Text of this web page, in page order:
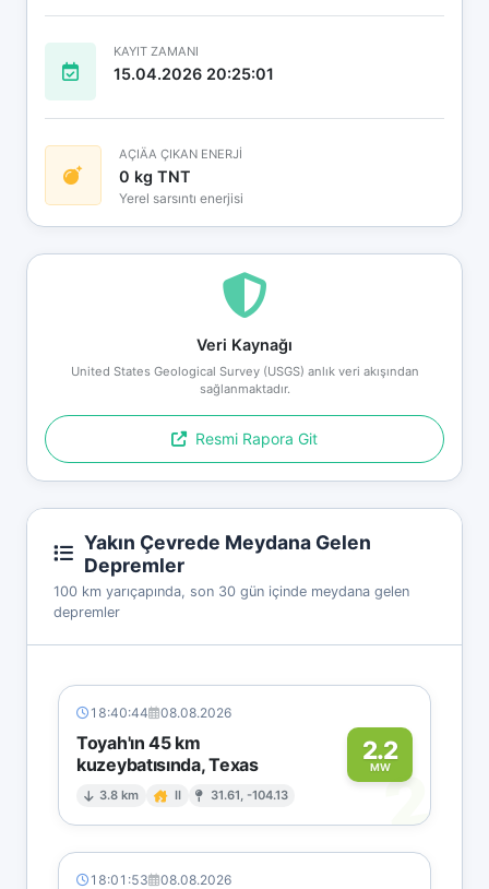
KAYIT ZAMANI
15.04.2026 20:25:01
AÇIÄA ÇIKAN ENERJİ
0 kg TNT
Yerel sarsıntı enerjisi
Veri Kaynağı
United States Geological Survey (USGS) anlık veri akışından
sağlanmaktadır.
Resmi Rapora Git
Yakın Çevrede Meydana Gelen
Depremler
100 km yarıçapında, son 30 gün içinde meydana gelen
depremler
18:40:44 08.08.2026
Toyah'ın 45 km
kuzeybatısında, Texas
3.8 km II 31.61, -104.13
2.2
MW2
18:01:53 08.08.2026